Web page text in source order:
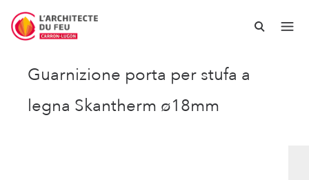
Guarnizione porta per stufa a
legna Skantherm ø18mm